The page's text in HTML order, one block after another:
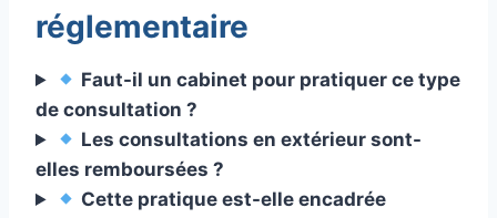
réglementaire
Faut-il un cabinet pour pratiquer ce type
de consultation ?
Les consultations en extérieur sont-
elles remboursées ?
Cette pratique est-elle encadrée